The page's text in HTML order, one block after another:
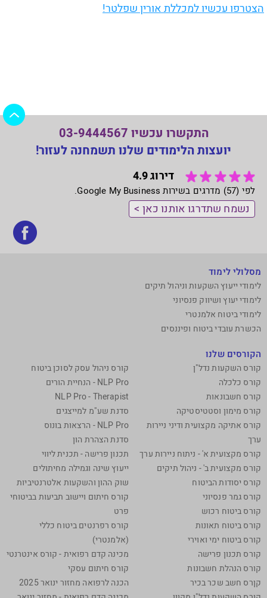
הצטרפו עכשיו למכללת אורין שפלטר!
התקשרו עכשיו 03-9444567
יועצות הלימודים שלנו תשמחנה לעזור!
דירוג 4.9
לפי (57) מדרגים בשירות Google My Business.
נשמח שתדרגו אותנו כאן >
מסלולי לימוד
לימודי ייעוץ השקעות וניהול תיקים
לימודי יעוץ ושיווק פנסיוני
לימודי ביטוח אלמנטרי
הכשרת עובדי ביטוח ופיננסים
הקורסים שלנו
קורס השקעות נדל"ן
קורס כלכלה
קורס חשבונאות
קורס מימון וסטטיסטיקה
קורס אתיקה מקצועית ודיני ניירות
ערך
קורס מקצועית א' - ניתוח ניירות ערך
קורס מקצועית ב' - ניהול תיקים
קורס יסודות הביטוח
קורס גמר פנסיוני
קורס ביטוח רכוש
קורס ביטוח תאונות
קורס ביטוח ימי ואוירי
קורס תכנון פרישה
קורס הנהלת חשבונות
קןרס חשב שכר בכיר
קורס ניהול עסק לסוכן ביטוח
NLP Pro - הנחיית הורים
NLP Pro - Therapist
סדנת שע"מ למייצגים
NLP Pro - הרצאות בונוס
סדנת הצהרת הון
תכנון פרישה - תכנית ליווי
ייעוץ שינה וגמילה מחיתולים
שוק ההון והשקעות אלטרנטיביות
קורס חיתום ויישוב תביעות בביטוחי
פרט
קורס רפרנטים ביטוח כללי
(אלמנטרי)
מכינה קדם רפואית - קורס אינטרנטי
קורס חיתום עסקי
הכנה לרפואה מחזור ינואר 2025